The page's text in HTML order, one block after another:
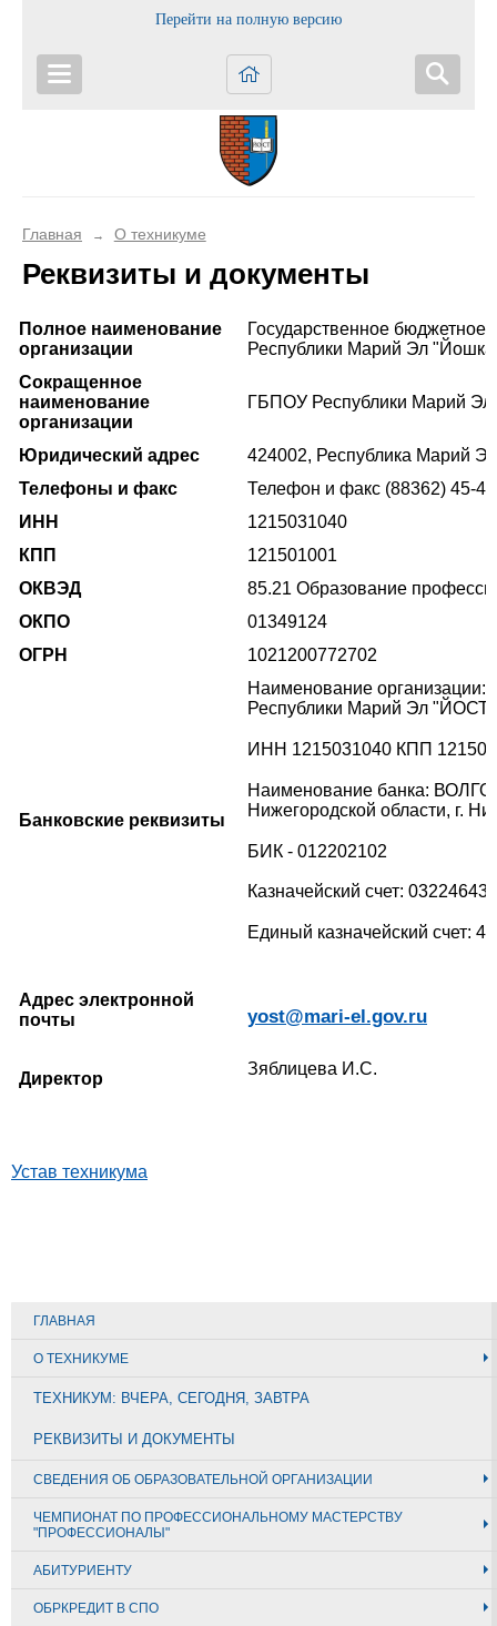
Перейти на полную версию
Главная → О техникуме
Реквизиты и документы
Полное наименование
организации
Государственное
Республики Марий Эл
Сокращенное
наименование
организации
ГБПОУ Республики Марий
Юридический адрес
424002, Республика Марий
Телефоны и факс
Телефон и факс (88362) 45-
ИНН
1215031040
КПП
121501001
ОКВЭД
85.21 Образование
ОКПО
01349124
ОГРН
1021200772702
Банковские реквизиты
Наименование
Республики Марий Эл
ИНН 1215031040 КПП
Наименование банка:
Нижегородской области, г.
БИК - 012202102
Казначейский счет:
Единый казначейский счет:
Адрес электронной
почты
yost@mari-el.gov.ru
Директор
Зяблицева И.С.
Устав техникума
ГЛАВНАЯ
О ТЕХНИКУМЕ
ТЕХНИКУМ: ВЧЕРА, СЕГОДНЯ, ЗАВТРА
РЕКВИЗИТЫ И ДОКУМЕНТЫ
СВЕДЕНИЯ ОБ ОБРАЗОВАТЕЛЬНОЙ ОРГАНИЗАЦИИ
ЧЕМПИОНАТ ПО ПРОФЕССИОНАЛЬНОМУ МАСТЕРСТВУ
"ПРОФЕССИОНАЛЫ"
АБИТУРИЕНТУ
ОБРКРЕДИТ В СПО